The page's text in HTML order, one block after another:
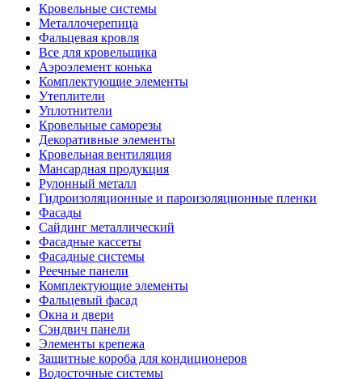
Кровельные системы
Металлочерепица
Фальцевая кровля
Все для кровельщика
Аэроэлемент конька
Комплектующие элементы
Утеплители
Уплотнители
Кровельные саморезы
Декоративные элементы
Кровельная вентиляция
Мансардная продукция
Рулонный металл
Гидроизоляционные и пароизоляционные пленки
Фасады
Сайдинг металлический
Фасадные кассеты
Фасадные системы
Реечные панели
Комплектующие элементы
Фальцевый фасад
Окна и двери
Сэндвич панели
Элементы крепежа
Защитные короба для кондиционеров
Водосточные системы